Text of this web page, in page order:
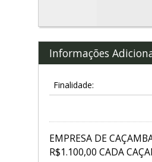
Informações
Finalidade:
EMPRESA DE
R$1.100,00 CADA